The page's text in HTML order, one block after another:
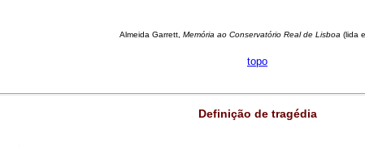
Almeida Garrett, Memória ao Conservatório Real de Lisboa (lida
topo
Definição de tragédia